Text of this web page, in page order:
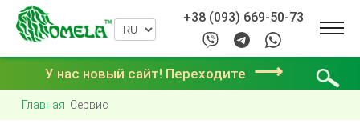
+38 (093) 669-50-73
У нас новый сайт! Переходите ⟶
Главная Сервис